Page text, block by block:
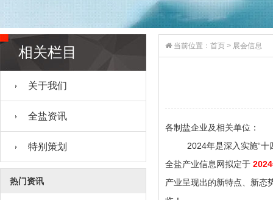
相关栏目
关于我们
全盐资讯
特别策划
热门资讯
当前位置： 首页 > 展会信息
各制盐企业及相关单位：
2024年是深入实施“十四
全盐产业信息网拟定于
产业呈现出的新特点、新态